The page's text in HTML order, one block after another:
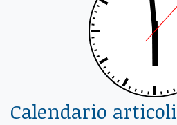
Calendario articoli